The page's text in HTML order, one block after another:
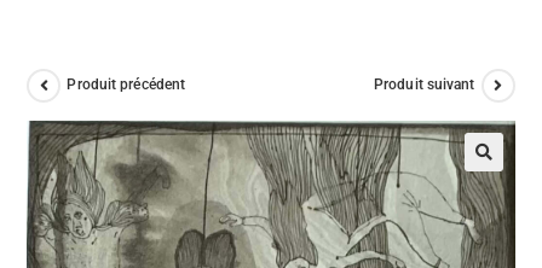
Produit précédent Produit suivant